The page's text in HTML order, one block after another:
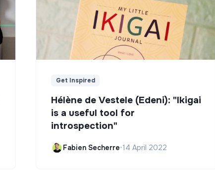
Get Inspired
Hélène de Vestele (Edeni): "Ikigai
is a useful tool for
introspection"
Fabien Secherre•14 April 2022